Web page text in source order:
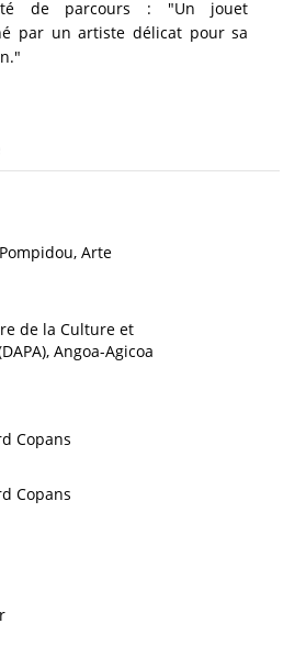
de parcours : "Un jouet
par un artiste délicat pour sa
Arte
de la Culture et
Angoa-Agicoa
Copans
Copans